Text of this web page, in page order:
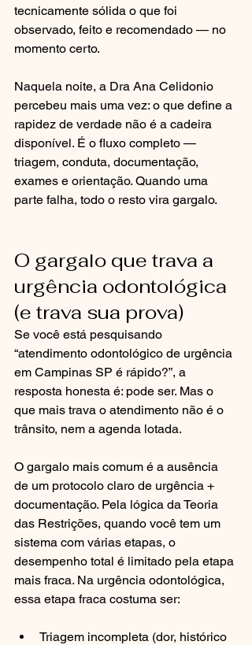
tecnicamente sólida o que foi
observado, feito e recomendado — no
momento certo.
Naquela noite, a Dra Ana Celidonio
percebeu mais uma vez: o que define a
rapidez de verdade não é a cadeira
disponível. É o fluxo completo —
triagem, conduta, documentação,
exames e orientação. Quando uma
parte falha, todo o resto vira gargalo.
O gargalo que trava a
urgência odontológica
(e trava sua prova)
Se você está pesquisando
“atendimento odontológico de urgência
em Campinas SP é rápido?”, a
resposta honesta é: pode ser. Mas o
que mais trava o atendimento não é o
trânsito, nem a agenda lotada.
O gargalo mais comum é a ausência
de um protocolo claro de urgência +
documentação. Pela lógica da Teoria
das Restrições, quando você tem um
sistema com várias etapas, o
desempenho total é limitado pela etapa
mais fraca. Na urgência odontológica,
essa etapa fraca costuma ser:
Triagem incompleta (dor, histórico